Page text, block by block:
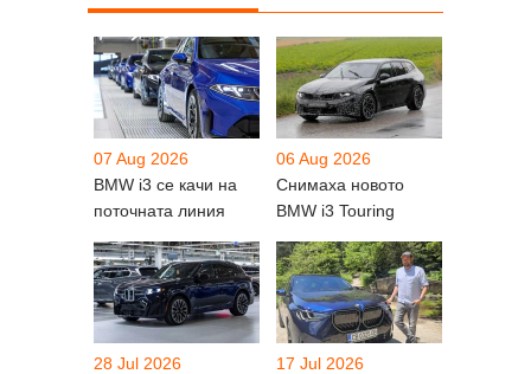
07 Aug 2026
BMW i3 се качи на
поточната линия
06 Aug 2026
Снимаха новото
BMW i3 Touring
28 Jul 2026
17 Jul 2026